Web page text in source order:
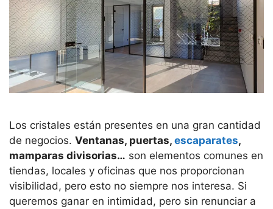
Los cristales están presentes en una gran cantidad
de negocios. Ventanas, puertas, escaparates,
mamparas divisorias… son elementos comunes en
tiendas, locales y oficinas que nos proporcionan
visibilidad, pero esto no siempre nos interesa. Si
queremos ganar en intimidad, pero sin renunciar a